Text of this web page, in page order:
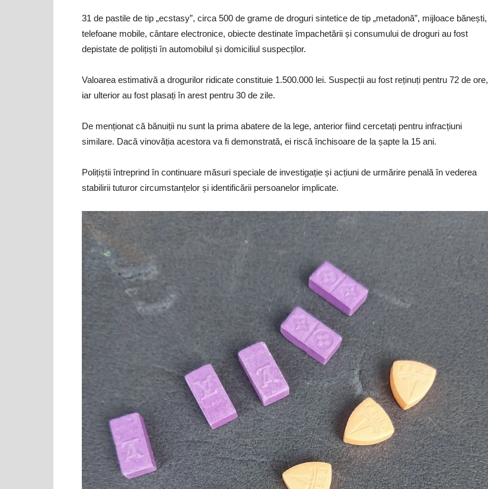
31 de pastile de tip „ecstasy”, circa 500 de grame de droguri sintetice de tip „metadonă”, mijloace bănești,
telefoane mobile, cântare electronice, obiecte destinate împachetării și consumului de droguri au fost
depistate de polițiști în automobilul și domiciliul suspecților.
Valoarea estimativă a drogurilor ridicate constituie 1.500.000 lei. Suspecții au fost reținuți pentru 72 de ore,
iar ulterior au fost plasați în arest pentru 30 de zile.
De menționat că bănuiții nu sunt la prima abatere de la lege, anterior fiind cercetați pentru infracțiuni
similare. Dacă vinovăția acestora va fi demonstrată, ei riscă închisoare de la șapte la 15 ani.
Polițiștii întreprind în continuare măsuri speciale de investigație și acțiuni de urmărire penală în vederea
stabilirii tuturor circumstanțelor și identificării persoanelor implicate.